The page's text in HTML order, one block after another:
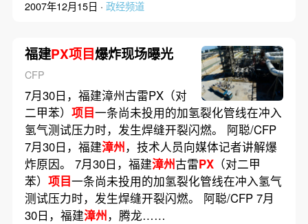
2007年12月15日 · 政经频道
福建PX项目爆炸现场曝光
CFP
7月30日，福建漳州古雷PX（对
二甲苯） 项目一条尚未投用的加氢裂化管线在冲入
氢气测试压力时，发生焊缝开裂闪燃。 阿聪/CFP
7月30日，福建漳州，技术人员向媒体记者讲解爆
炸原因。 7月30日，福建漳州古雷PX（对二甲
苯） 项目一条尚未投用的加氢裂化管线在冲入氢气
测试压力时，发生焊缝开裂闪燃。 阿聪/CFP 7月
30日，福建漳州，腾龙……